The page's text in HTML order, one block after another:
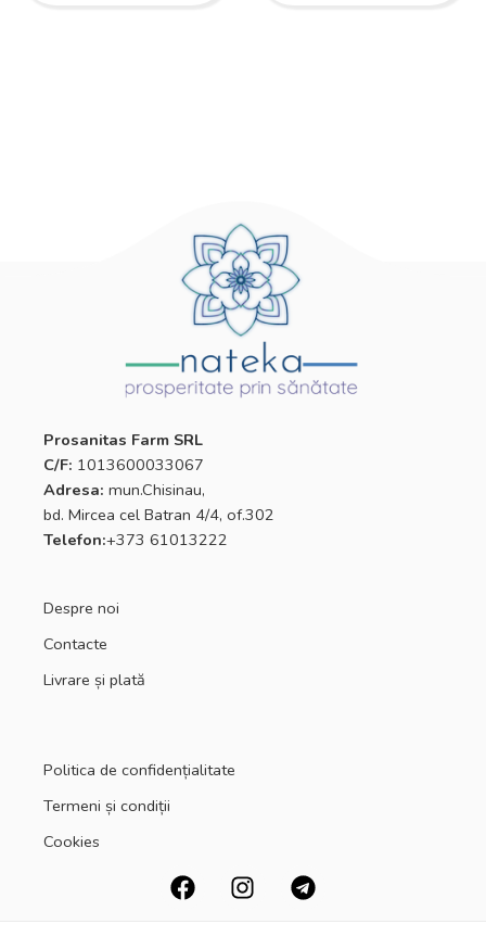
Prosanitas Farm SRL
C/F: 1013600033067
Adresa: mun.Chisinau,
bd. Mircea cel Batran 4/4, of.302
Telefon:+373 61013222
Despre noi
Contacte
Livrare și plată
Politica de confidențialitate
Termeni și condiții
Cookies